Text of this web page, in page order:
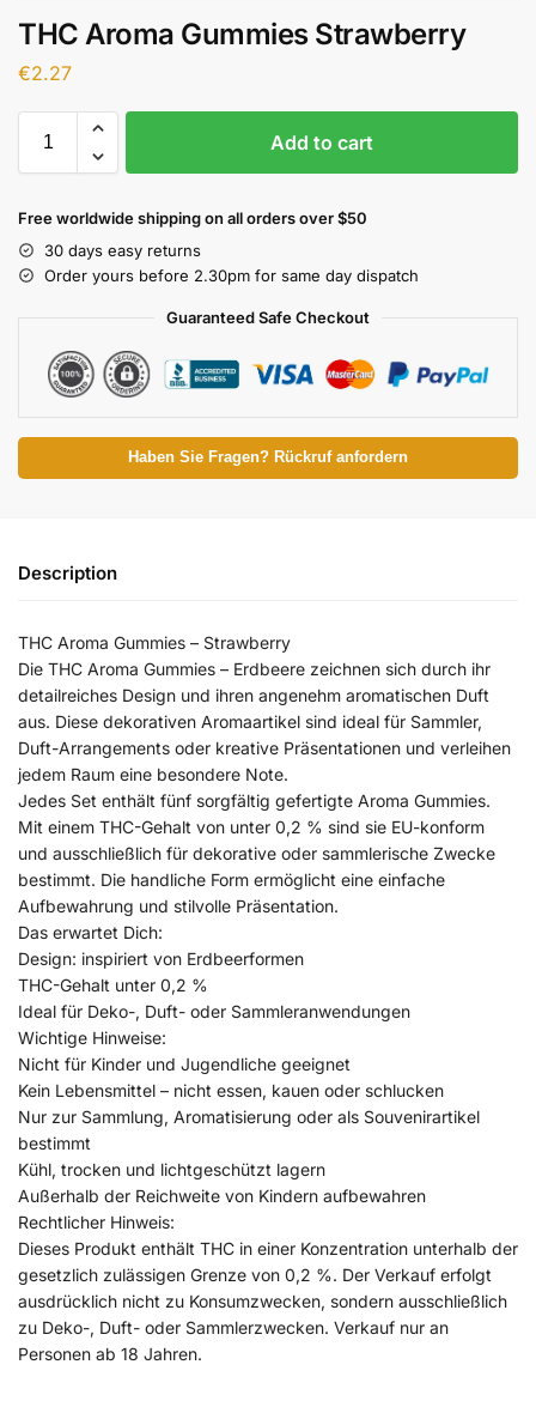
THC Aroma Gummies Strawberry
€2.27
Add to cart
Free worldwide shipping on all orders over $50
30 days easy returns
Order yours before 2.30pm for same day dispatch
Guaranteed Safe Checkout
Haben Sie Fragen? Rückruf anfordern
Description
THC Aroma Gummies – Strawberry
Die THC Aroma Gummies – Erdbeere zeichnen sich durch ihr
detailreiches Design und ihren angenehm aromatischen Duft
aus. Diese dekorativen Aromaartikel sind ideal für Sammler,
Duft-Arrangements oder kreative Präsentationen und verleihen
jedem Raum eine besondere Note.
Jedes Set enthält fünf sorgfältig gefertigte Aroma Gummies.
Mit einem THC-Gehalt von unter 0,2 % sind sie EU-konform
und ausschließlich für dekorative oder sammlerische Zwecke
bestimmt. Die handliche Form ermöglicht eine einfache
Aufbewahrung und stilvolle Präsentation.
Das erwartet Dich:
Design: inspiriert von Erdbeerformen
THC-Gehalt unter 0,2 %
Ideal für Deko-, Duft- oder Sammleranwendungen
Wichtige Hinweise:
Nicht für Kinder und Jugendliche geeignet
Kein Lebensmittel – nicht essen, kauen oder schlucken
Nur zur Sammlung, Aromatisierung oder als Souvenirartikel
bestimmt
Kühl, trocken und lichtgeschützt lagern
Außerhalb der Reichweite von Kindern aufbewahren
Rechtlicher Hinweis:
Dieses Produkt enthält THC in einer Konzentration unterhalb der
gesetzlich zulässigen Grenze von 0,2 %. Der Verkauf erfolgt
ausdrücklich nicht zu Konsumzwecken, sondern ausschließlich
zu Deko-, Duft- oder Sammlerzwecken. Verkauf nur an
Personen ab 18 Jahren.